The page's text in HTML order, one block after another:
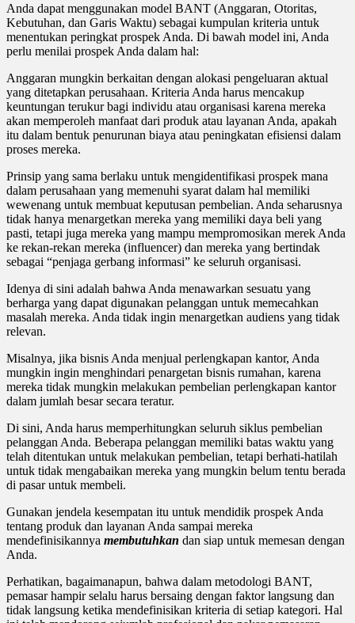
Anda dapat menggunakan model BANT (Anggaran, Otoritas,
Kebutuhan, dan Garis Waktu) sebagai kumpulan kriteria untuk
menentukan peringkat prospek Anda. Di bawah model ini, Anda
perlu menilai prospek Anda dalam hal:
Anggaran mungkin berkaitan dengan alokasi pengeluaran aktual
yang ditetapkan perusahaan. Kriteria Anda harus mencakup
keuntungan terukur bagi individu atau organisasi karena mereka
akan memperoleh manfaat dari produk atau layanan Anda, apakah
itu dalam bentuk penurunan biaya atau peningkatan efisiensi dalam
proses mereka.
Prinsip yang sama berlaku untuk mengidentifikasi prospek mana
dalam perusahaan yang memenuhi syarat dalam hal memiliki
wewenang untuk membuat keputusan pembelian. Anda seharusnya
tidak hanya menargetkan mereka yang memiliki daya beli yang
pasti, tetapi juga mereka yang mampu mempromosikan merek Anda
ke rekan-rekan mereka (influencer) dan mereka yang bertindak
sebagai “penjaga gerbang informasi” ke seluruh organisasi.
Idenya di sini adalah bahwa Anda menawarkan sesuatu yang
berharga yang dapat digunakan pelanggan untuk memecahkan
masalah mereka. Anda tidak ingin menargetkan audiens yang tidak
relevan.
Misalnya, jika bisnis Anda menjual perlengkapan kantor, Anda
mungkin ingin menghindari penargetan bisnis rumahan, karena
mereka tidak mungkin melakukan pembelian perlengkapan kantor
dalam jumlah besar secara teratur.
Di sini, Anda harus memperhitungkan seluruh siklus pembelian
pelanggan Anda. Beberapa pelanggan memiliki batas waktu yang
telah ditentukan untuk melakukan pembelian, tetapi berhati-hatilah
untuk tidak mengabaikan mereka yang mungkin belum tentu berada
di pasar untuk membeli.
Gunakan jendela kesempatan itu untuk mendidik prospek Anda
tentang produk dan layanan Anda sampai mereka
mendefinisikannya membutuhkan dan siap untuk memesan dengan
Anda.
Perhatikan, bagaimanapun, bahwa dalam metodologi BANT,
pemasar hampir selalu harus bersaing dengan faktor langsung dan
tidak langsung ketika mendefinisikan kriteria di setiap kategori. Hal